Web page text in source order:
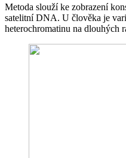
Metoda slouží ke zobrazení
satelitní DNA. U člověka je
heterochromatinu na dlouhých